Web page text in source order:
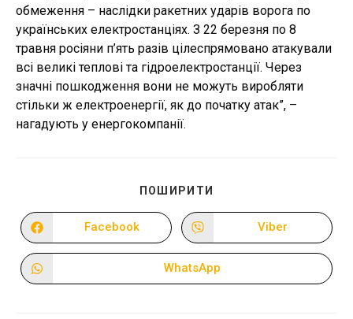
обмеження – наслідки ракетних ударів ворога по
українських електростанціях. З 22 березня по 8
травня росіяни п’ять разів цілеспрямовано атакували
всі великі теплові та гідроелектростанції. Через
значні пошкодження вони не можуть виробляти
стільки ж електроенергії, як до початку атак”, –
нагадують у енергокомпанії.
ПОШИРИТИ
ВМІСТОМ
Відкрити
в
новому
Facebook
Відкрити
в
новому
Viber
Відкрити
в
WhatsApp